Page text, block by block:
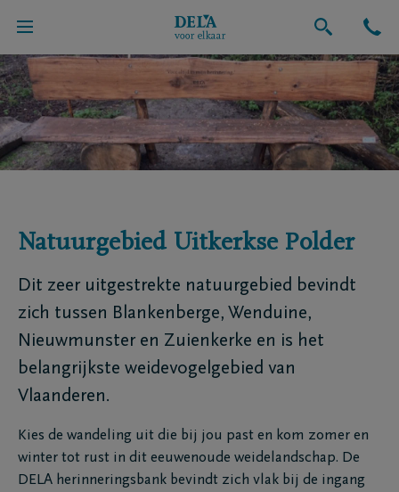
Natuurgebied Uitkerkse Polder
Dit zeer uitgestrekte natuurgebied bevindt
zich tussen Blankenberge, Wenduine,
Nieuwmunster en Zuienkerke en is het
belangrijkste weidevogelgebied van
Vlaanderen.
Kies de wandeling uit die bij jou past en kom zomer en
winter tot rust in dit eeuwenoude weidelandschap. De
DELA herinneringsbank bevindt zich vlak bij de ingang